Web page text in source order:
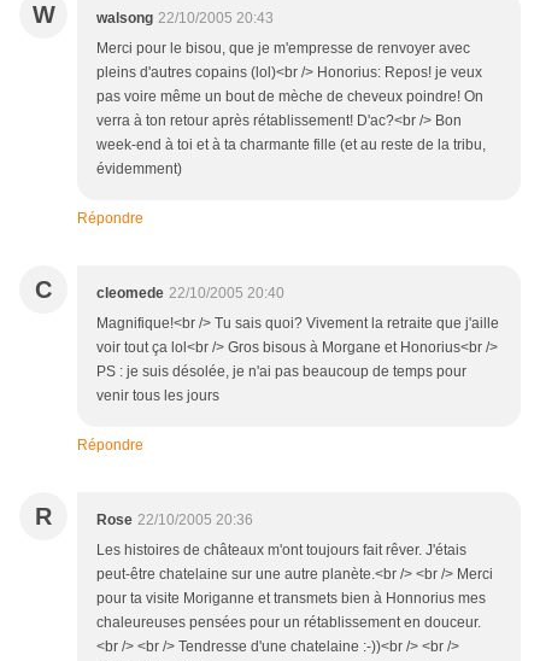
W walsong 22/10/2005 20:43
Merci pour le bisou, que je m'empresse de renvoyer avec
pleins d'autres copains (lol)<br /> Honorius: Repos! je veux
pas voire même un bout de mèche de cheveux poindre! On
verra à ton retour après rétablissement! D'ac?<br /> Bon
week-end à toi et à ta charmante fille (et au reste de la tribu,
évidemment)
Répondre
C cleomede 22/10/2005 20:40
Magnifique!<br /> Tu sais quoi? Vivement la retraite que j'aille
voir tout ça lol<br /> Gros bisous à Morgane et Honorius<br />
PS : je suis désolée, je n'ai pas beaucoup de temps pour
venir tous les jours
Répondre
R Rose 22/10/2005 20:36
Les histoires de châteaux m'ont toujours fait rêver. J'étais
peut-être chatelaine sur une autre planète.<br /> <br /> Merci
pour ta visite Moriganne et transmets bien à Honnorius mes
chaleureuses pensées pour un rétablissement en douceur.
<br /> <br /> Tendresse d'une chatelaine :-))<br /> <br />